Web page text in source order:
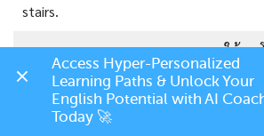
stairs.
🔊 Best wishes for your
next steps after
graduation.
ขอให้คุณ
หลังควา
Access Hyper-Personalized
Learning Paths & Unlock Your
English Potential with AI
Today 🚀